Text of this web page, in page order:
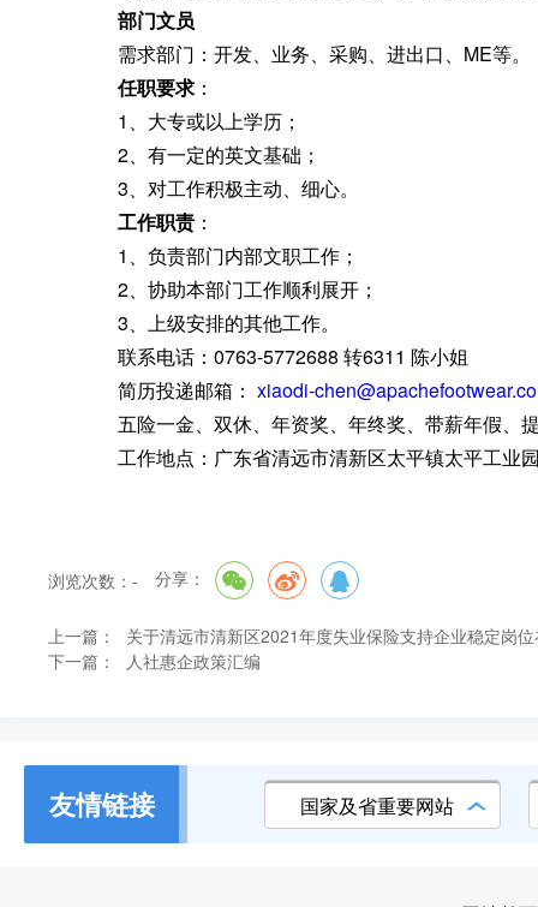
部门文员
需求部门：开发、业务、采购、进出口、ME等。
任职要求：
1、大专或以上学历 ；
2、有一定的英文基础 ；
3、对工作积极主动、细心。
工作职责 ：
1、负责部门内部文职工作 ；
2、协助本部门工作顺利展开 ；
3、上级安排的其他工作。
联系电话：0763-5772688 转6311 陈小姐
简历投递邮箱： xiaodi-
五险一金、双休、年资奖、年终奖、带薪年假、
工作地点：广东省清远市清新区太平镇太平工业
浏览次数： - 分享：
上一篇：
关于清远市清新区2021年度失业保险支持企业稳定岗
下一篇：
人社惠企政策汇编
友情链接 国家及省重要网站